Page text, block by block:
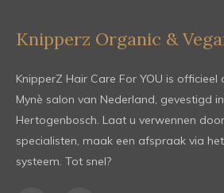
Knipperz Organic &
KnipperZ Hair Care For YOU is officieel
Mynè salon van Nederland, gevestigd
Hertogenbosch. Laat u verwennen
specialisten, maak een afspraak via
systeem. Tot snel?